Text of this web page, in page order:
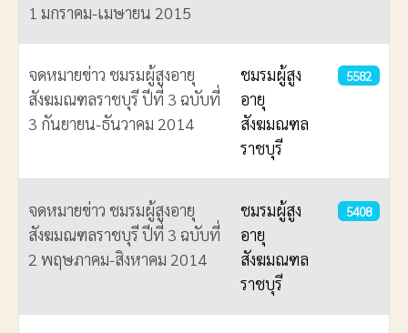
1 มกราคม-เมษายน 2015
จดหมายข่าว ชมรมผู้สูงอายุ
สังฆมณฑลราชบุรี ปีที่ 3 ฉบับที่
3 กันยายน-ธันวาคม 2014
ชมรมผู้สูง
อายุ
สังฆมณฑล
ราชบุรี
5582
จดหมายข่าว ชมรมผู้สูงอายุ
สังฆมณฑลราชบุรี ปีที่ 3 ฉบับที่
2 พฤษภาคม-สิงหาคม 2014
ชมรมผู้สูง
อายุ
สังฆมณฑล
ราชบุรี
5408